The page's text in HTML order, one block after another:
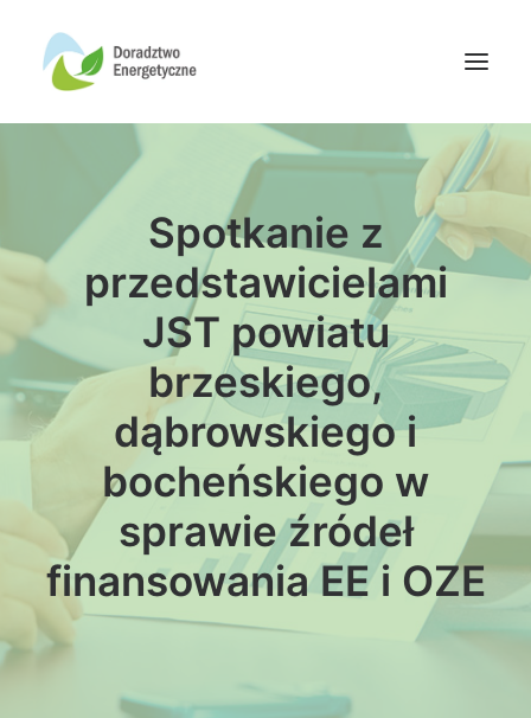
Oferta doradców
Aktualności
Wydarzenia
Oferta finansowania
Wiedza
Media
Kontakt
Wyszukiwanie
Spotkanie z
przedstawicielami
JST powiatu
brzeskiego,
dąbrowskiego i
bocheńskiego w
sprawie źródeł
finansowania EE i OZE